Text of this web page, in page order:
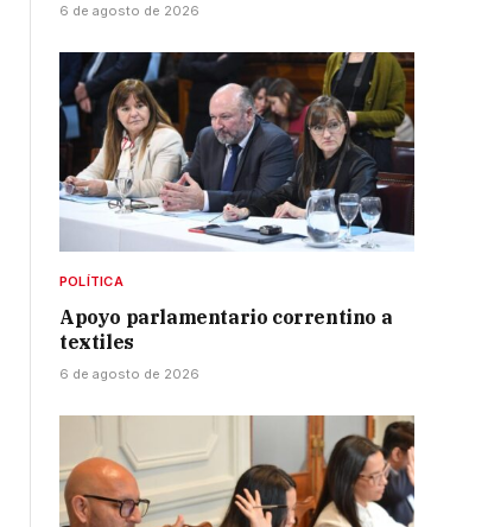
6 de agosto de 2026
POLÍTICA
Apoyo parlamentario correntino a
textiles
6 de agosto de 2026